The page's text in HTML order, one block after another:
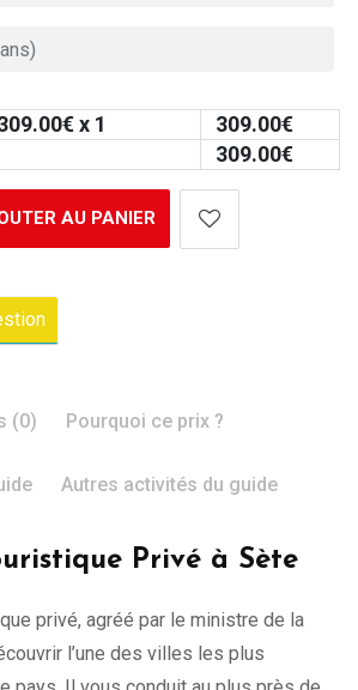
€ x 1 309.00€
309.00€
AU PANIER
(0) Pourquoi ce prix ?
Autres activités du guide
Privé à Sète
privé, agréé par le ministre de la
l’une des villes les plus